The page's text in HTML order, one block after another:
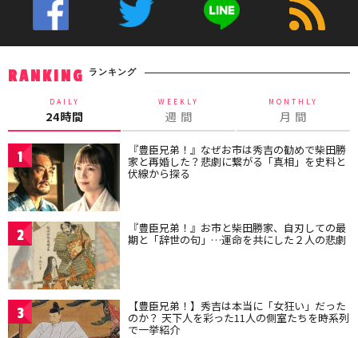
RANKING ランキング
DAILY
24時間
WEEKLY
週 間
MONTHLY
月 間
1 『豊臣兄弟！』なぜお市は秀吉の勧めで柴田勝
家と再婚した？悲劇に繋がる「真相」を史料と
伏線から探る
2 『豊臣兄弟！』お市と柴田勝家、自刃しての最
期と「辞世の句」…運命を共にした２人の悲劇
3 【豊臣兄弟！】秀吉は本当に「女狂い」だった
のか？ 天下人を彩った11人の側室たちを時系列
で一挙紹介